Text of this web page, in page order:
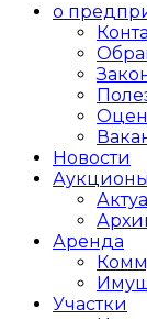
о
Новости
Аукционы
Аренда
Участки